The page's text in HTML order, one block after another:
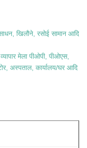
खिलौने, रसोई सामान आदि
मेला पीओपी, पीओएस,
अस्पताल, कार्यालय/घर आदि